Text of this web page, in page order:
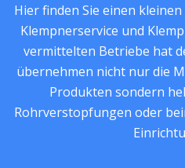
Hier finden Sie einen
Klempnerservice und
vermittelten Betriebe hat
übernehmen nicht nur die
Produkten sondern
Rohrverstopfungen oder